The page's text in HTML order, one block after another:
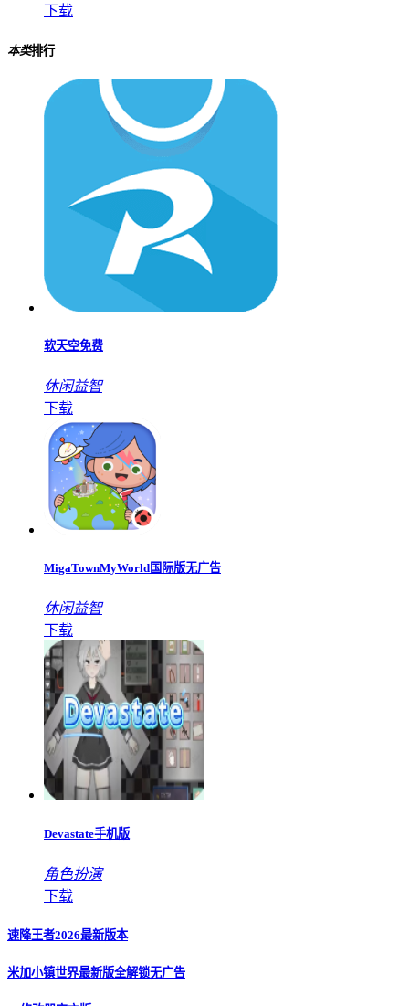
下载
本类排行
软天空免费
休闲益智
下载
MigaTownMyWorld国际版无广告
休闲益智
下载
Devastate手机版
角色扮演
下载
速降王者2026最新版本
米加小镇世界最新版全解锁无广告